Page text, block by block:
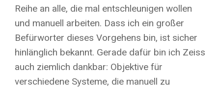
Reihe an alle, die mal entschleunigen wollen
und manuell arbeiten. Dass ich ein großer
Befürworter dieses Vorgehens bin, ist sicher
hinlänglich bekannt. Gerade dafür bin ich Zeiss
auch ziemlich dankbar: Objektive für
verschiedene Systeme, die manuell zu